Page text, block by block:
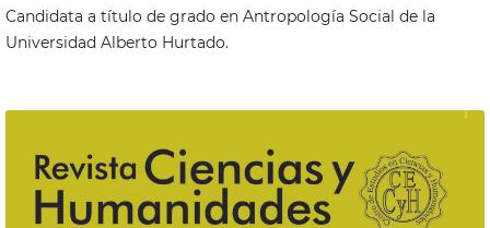
Candidata a título de grado en Antropología Social de la
Universidad Alberto Hurtado.